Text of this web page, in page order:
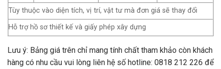
Tùy thuộc vào diện tích, vị trí, vật tư mà đơn giá sẽ thay đổi
Hỗ trợ hồ sơ thiết kế và giấy phép xây dựng
Lưu ý: Bảng giá trên chỉ mang tính chất tham khảo còn khách
hàng có nhu cầu vui lòng liên hệ số hotline: 0818 212 226 để